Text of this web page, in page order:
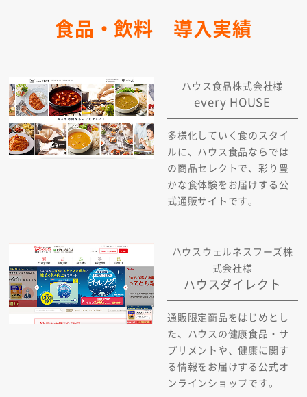
食品・飲料 導入実績
ハウス食品株式会社様
every HOUSE
多様化していく食のスタイ
ルに、ハウス食品ならでは
の商品セレクトで、彩り豊
かな食体験をお届けする公
式通販サイトです。
ハウスウェルネスフーズ株
式会社様
ハウスダイレクト
通販限定商品をはじめとし
た、ハウスの健康食品・サ
プリメントや、健康に関す
る情報をお届けする公式オ
ンラインショップです。